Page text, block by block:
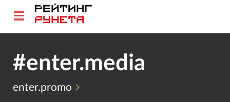
#enter.media
enter.promo